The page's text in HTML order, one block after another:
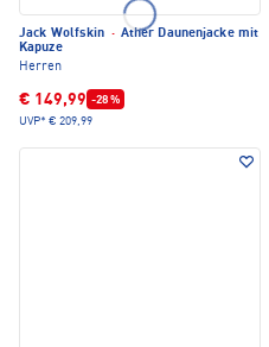
Jack Wolfskin · Ather Daunenjacke mit
Kapuze
Herren
€ 149,99 -28 %
UVP* € 209,99